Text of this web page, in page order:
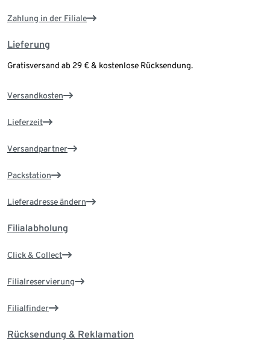
Zahlung in der Filiale
Lieferung
Gratisversand ab 29 € & kostenlose Rücksendung.
Versandkosten
Lieferzeit
Versandpartner
Packstation
Lieferadresse ändern
Filialabholung
Click & Collect
Filialreservierung
Filialfinder
Rücksendung & Reklamation